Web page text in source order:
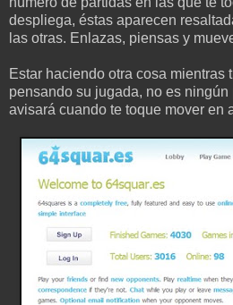
despliega, éstas aparecen
las otras. Enlazas, piensas y
Estar haciendo otra cosa mientras
pensando su jugada, no es
avisará cuando te toque mover en